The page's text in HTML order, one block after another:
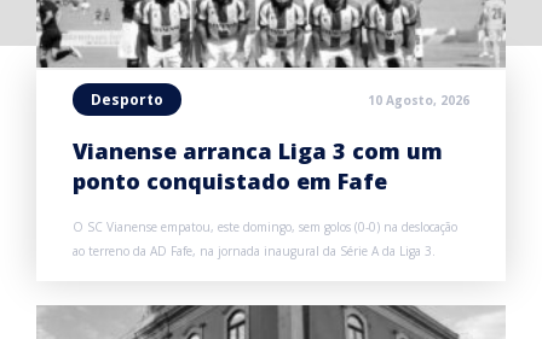
Desporto 10 Agosto, 2026
Vianense arranca Liga 3 com um
ponto conquistado em Fafe
O SC Vianense empatou, este domingo, sem golos (0-0) na deslocação
ao terreno da AD Fafe, na jornada inaugural da Série A da Liga 3.